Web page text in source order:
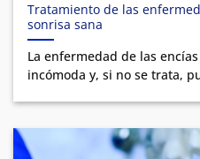
Tratamiento de las
sonrisa sana
La enfermedad de las
incómoda y, si no se trata,